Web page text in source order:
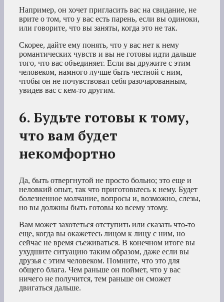
Например, он хочет пригласить вас на свидание, не
врите о том, что у вас есть парень, если вы одиноки,
или говорите, что вы заняты, когда это не так.
Скорее, дайте ему понять, что у вас нет к нему
романтических чувств и вы не готовы идти дальше
того, что вас объединяет. Если вы дружите с этим
человеком, намного лучше быть честной с ним,
чтобы он не почувствовал себя разочарованным,
увидев вас с кем-то другим.
6. Будьте готовы к тому,
что вам будет
некомфортно
Да, быть отвергнутой не просто больно; это еще и
неловкий опыт, так что приготовьтесь к нему. Будет
болезненное молчание, вопросы и, возможно, слезы,
но вы должны быть готовы ко всему этому.
Вам может захотеться отступить или сказать что-то
еще, когда вы окажетесь лицом к лицу с ним, но
сейчас не время съеживаться. В конечном итоге вы
ухудшите ситуацию таким образом, даже если вы
друзья с этим человеком. Помните, что это для
общего блага. Чем раньше он поймет, что у вас
ничего не получится, тем раньше он сможет
двигаться дальше.